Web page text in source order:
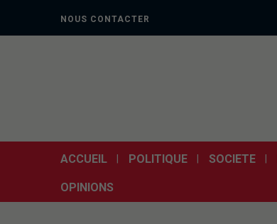
NOUS CONTACTER
ACCUEIL POLITIQUE SOCIETE
OPINIONS